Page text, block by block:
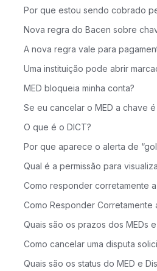
MED bloqueia minha conta?
O que é o DICT?